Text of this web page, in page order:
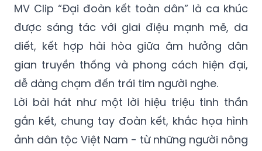
MV Clip “Đại đoàn kết toàn dân” là ca khúc
được sáng tác với giai điệu mạnh mẽ, da
diết, kết hợp hài hòa giữa âm hưởng dân
gian truyền thống và phong cách hiện đại,
dễ dàng chạm đến trái tim người nghe.
Lời bài hát như một lời hiệu triệu tinh thần
gắn kết, chung tay đoàn kết, khắc họa hình
ảnh dân tộc Việt Nam - từ những người nông